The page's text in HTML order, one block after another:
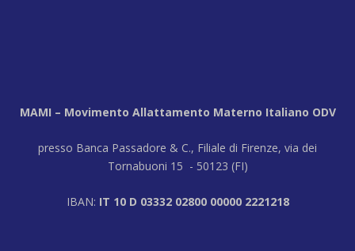
MAMI – Movimento Allattamento Materno Italiano ODV
presso Banca Passadore & C., Filiale di Firenze, via dei
Tornabuoni 15 - 50123 (FI)
IBAN: IT 10 D 03332 02800 00000 2221218